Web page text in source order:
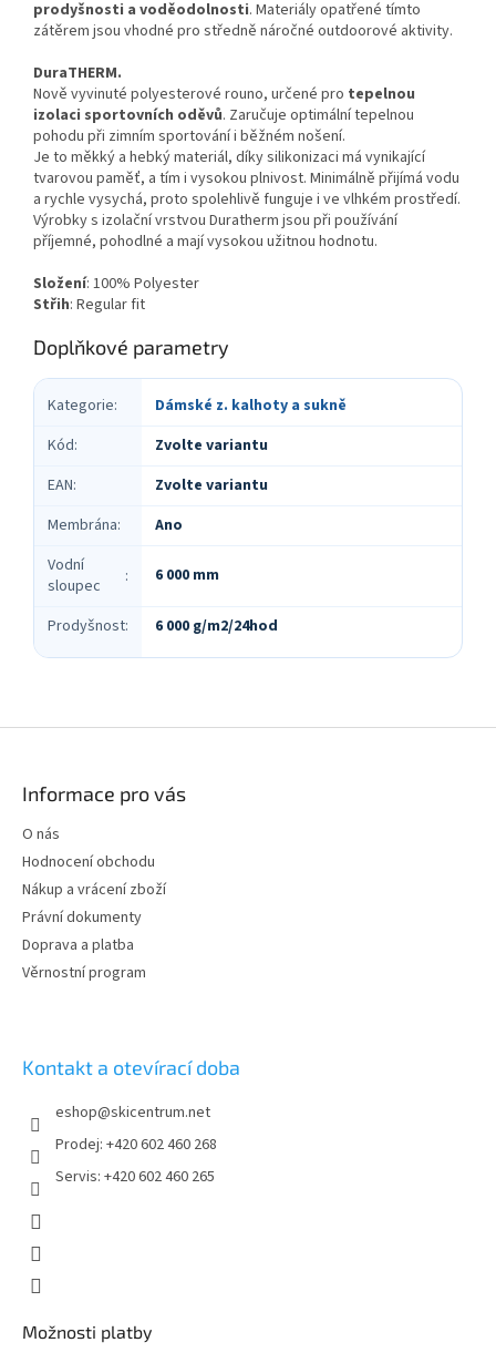
prodyšnosti a voděodolnosti. Materiály opatřené tímto
zátěrem jsou vhodné pro středně náročné outdoorové aktivity.
DuraTHERM.
Nově vyvinuté polyesterové rouno, určené pro tepelnou
izolaci sportovních oděvů. Zaručuje optimální tepelnou
pohodu při zimním sportování i běžném nošení.
Je to měkký a hebký materiál, díky silikonizaci má vynikající
tvarovou paměť, a tím i vysokou plnivost. Minimálně přijímá vodu
a rychle vysychá, proto spolehlivě funguje i ve vlhkém prostředí.
Výrobky s izolační vrstvou Duratherm jsou při používání
příjemné, pohodlné a mají vysokou užitnou hodnotu.
Složení: 100% Polyester
Střih: Regular fit
Doplňkové parametry
Kategorie:
Dámské z. kalhoty a sukně
Kód:
Zvolte variantu
EAN:
Zvolte variantu
Membrána:
Ano
Vodní
sloupec
: 6 000 mm
Prodyšnost: 6 000 g/m2/24hod
Informace pro vás
O nás
Hodnocení obchodu
Nákup a vrácení zboží
Právní dokumenty
Doprava a platba
Věrnostní program
Kontakt a otevírací doba
eshop@skicentrum.net
Prodej: +420 602 460 268
Servis: +420 602 460 265
Možnosti platby